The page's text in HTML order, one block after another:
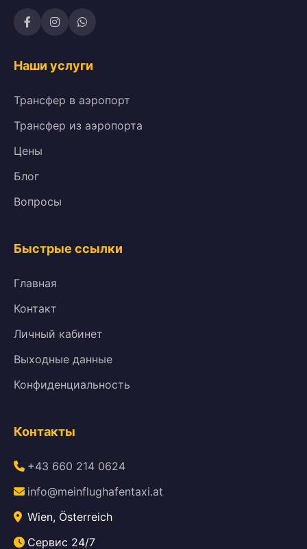
Наши услуги
Трансфер в аэропорт
Трансфер из аэропорта
Цены
Блог
Вопросы
Быстрые ссылки
Главная
Контакт
Личный кабинет
Выходные данные
Конфиденциальность
Контакты
+43 660 214 0624
info@meinflughafentaxi.at
Wien, Österreich
Сервис 24/7